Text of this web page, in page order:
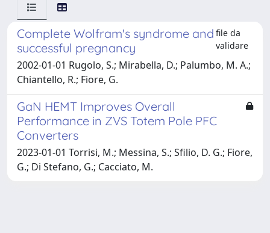
Complete Wolfram's syndrome and
successful pregnancy
file da
validare
2002-01-01 Rugolo, S.; Mirabella, D.; Palumbo, M. A.;
Chiantello, R.; Fiore, G.
GaN HEMT Improves Overall
Performance in ZVS Totem Pole PFC
Converters
2023-01-01 Torrisi, M.; Messina, S.; Sfilio, D. G.; Fiore,
G.; Di Stefano, G.; Cacciato, M.